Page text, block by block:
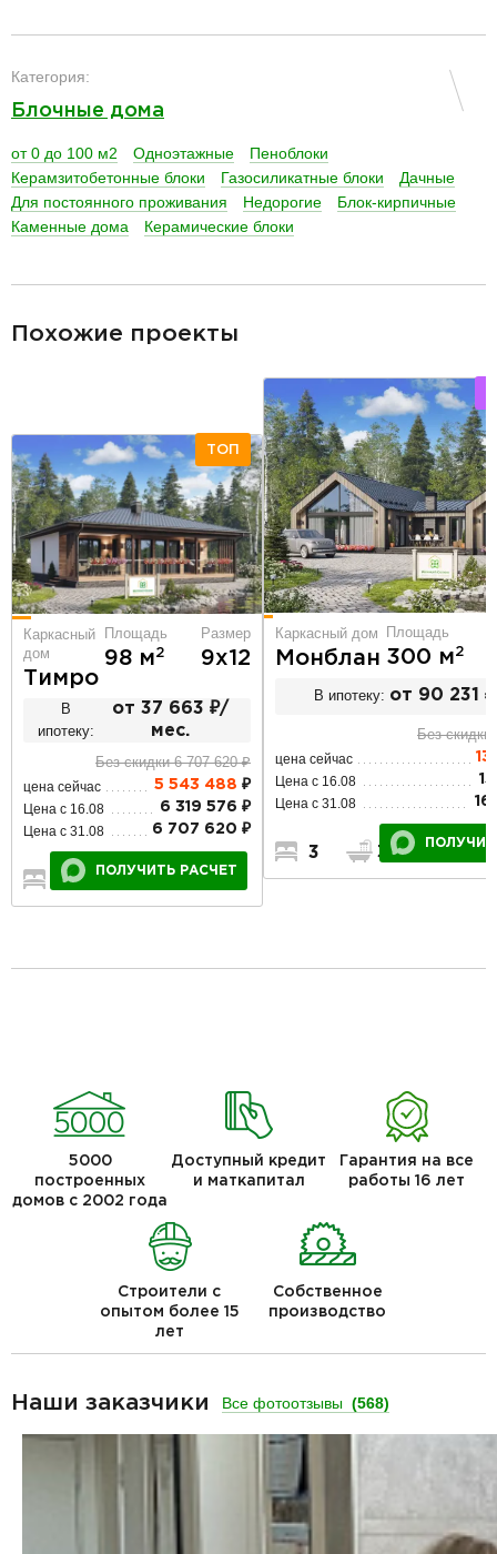
Категория:
Блочные дома
от 0 до 100 м2 Одноэтажные
Пеноблоки
Керамзитобетонные блоки
Газосиликатные блоки
Дачные
Для постоянного проживания
Недорогие
Блок-кирпичные
Каменные дома
Керамические блоки
Похожие проекты
ТОП
Каркасный
дом
Тимро
Площадь
98 м2
Размер
9х12
В
ипотеку:
от 37 663 ₽/
мес.
Без скидки 6 707 620 ₽
цена сейчас 5 543 488 ₽
Цена с 16.08 6 319 576 ₽
Цена с 31.08 6 707 620 ₽
3
ПОЛУЧИТЬ РАСЧЕТ
Каркасный дом
Монблан
Площадь
300 м2
В ипотеку: от 90 231
Без скидки
цена сейчас
Цена с 16.08
Цена с 31.08 16
3 3
5000
построенных
домов с 2002 года
Доступный кредит
и маткапитал
Гарантия на все
работы 16 лет
Строители с
опытом более 15
лет
Собственное
производство
Наши заказчики Все фотоотзывы (568)